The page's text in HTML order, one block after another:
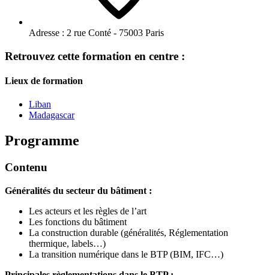
Adresse : 2 rue Conté - 75003 Paris
Retrouvez cette formation en centre :
Lieux de formation
Liban
Madagascar
Programme
Contenu
Généralités du secteur du bâtiment :
Les acteurs et les règles de l’art
Les fonctions du bâtiment
La construction durable (généralités, Réglementation
thermique, labels…)
La transition numérique dans le BTP (BIM, IFC…)